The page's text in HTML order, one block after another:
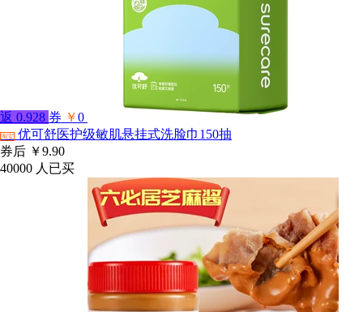
返 0.928 券 ￥0
淘宝 优可舒医护级敏肌悬挂式洗脸巾150抽
券后 ￥9.90
40000 人已买